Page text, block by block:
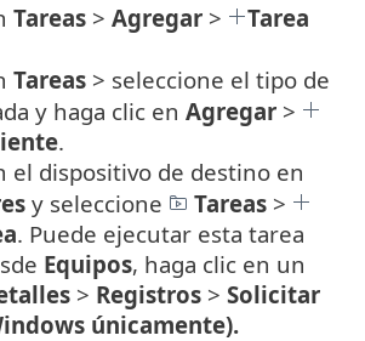
Tareas > Agregar >
Tarea
Tareas > seleccione el tipo de
y haga clic en Agregar >
.
el dispositivo de destino en
y seleccione Tareas >
. Puede ejecutar esta tarea
Equipos, haga clic en un
> Registros > Solicitar
únicamente).